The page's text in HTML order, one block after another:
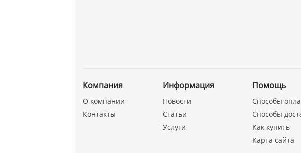
Компания
О компании
Контакты
Информация
Новости
Статьи
Услуги
Помощь
Способы
Способы
Как купить
Карта сайта